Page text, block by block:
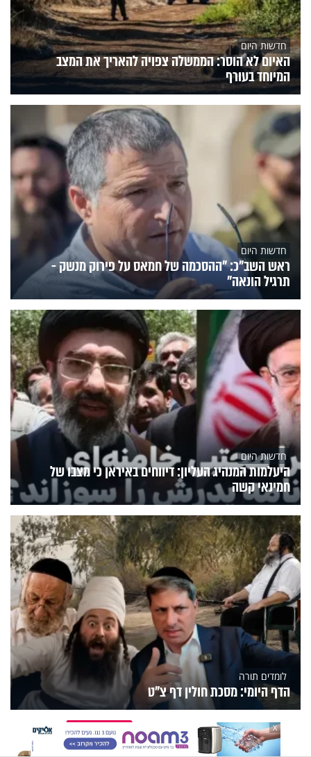
חדשות היום
האיום לא הוסר: הממשלה צפויה להאריך את המצב
המיוחד בעורף
חדשות היום
ראש השב"כ: "ההסכמה של חמאס על פירוק מנשק -
תרגיל הונאה"
חדשות היום
היעלמות המנהיג העליון: דיווחים באיראן כי מצבו של
חמינאי קשה
לומדים תורה
הדף היומי: מסכת חולין דף צ"ט
הנצפיםפעילות הידברות תוכניות הערוץ X